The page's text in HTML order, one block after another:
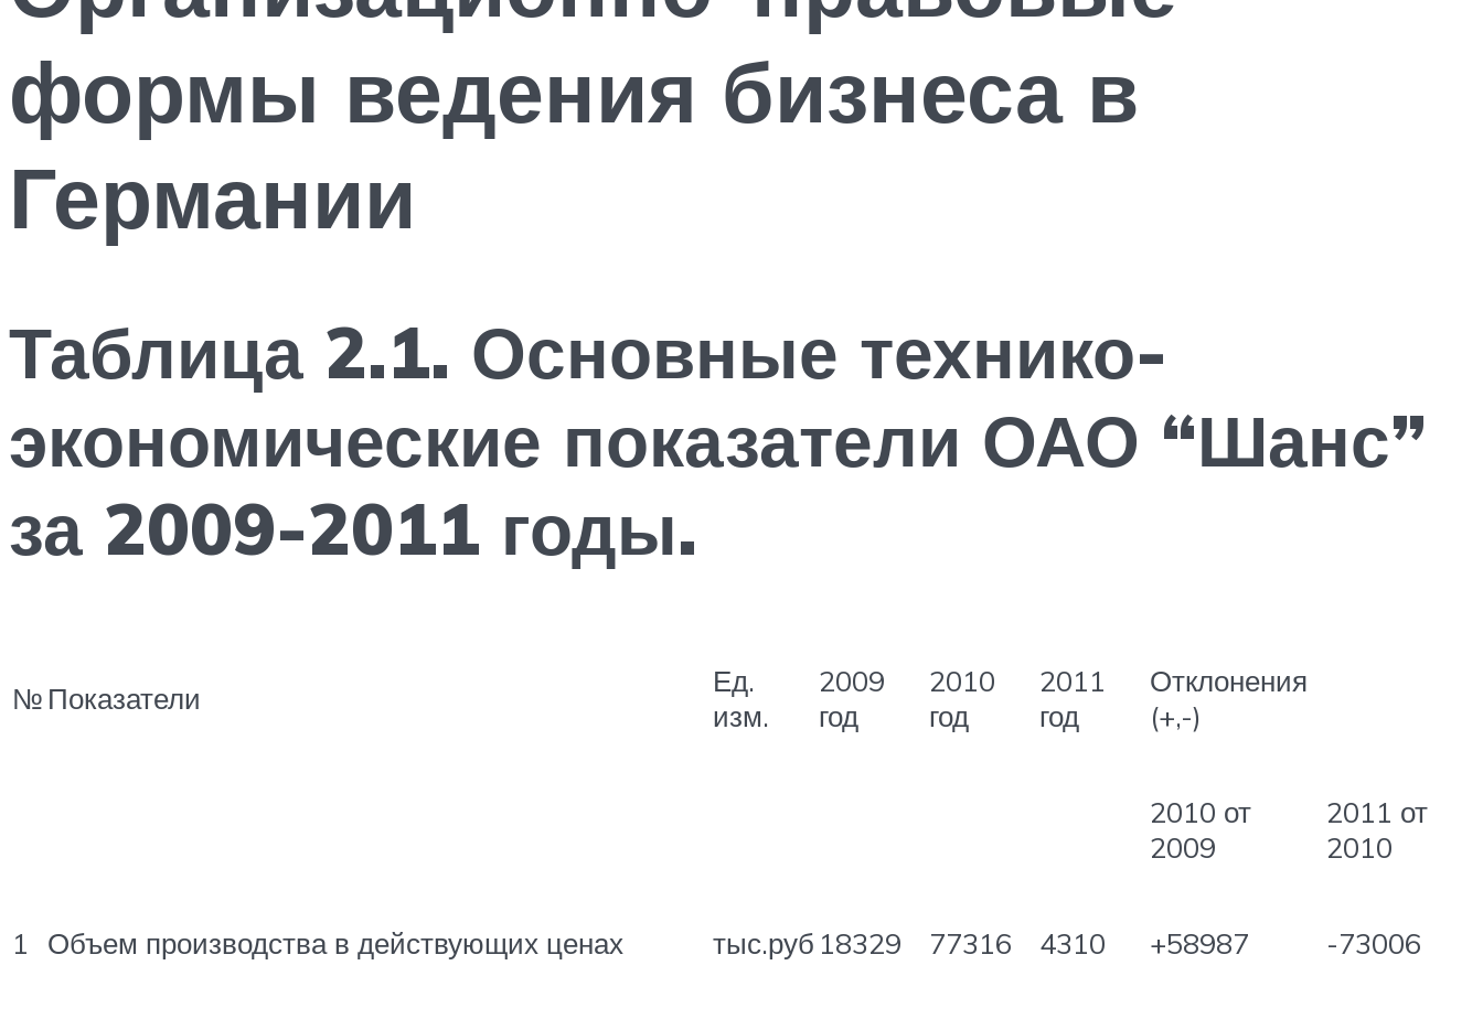
формы ведения бизнеса в
Германии
Таблица 2.1. Основные технико-
экономические показатели ОАО “Шанс”
за 2009-2011 годы.
№ Показатели
Ед.
изм.
2009
год
2010
год
2011
год
Отклонения
(+,-)
2010 от
2009
2011 от
2010
1 Объем производства в действующих ценах тыс.руб 18329 77316 4310 +58987 -73006